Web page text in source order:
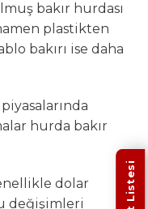
bakır hurdası
plastikten
bakırı ise daha
hurda bakır
dolar
değişimleri